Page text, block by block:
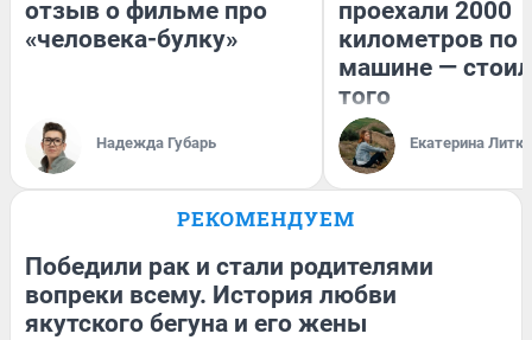
отзыв о фильме про
«человека-булку»
Надежда Губарь
проехали 2000
километров по
машине —
того
Екатерина
РЕКОМЕНДУЕМ
Победили рак и стали родителями
вопреки всему. История любви
якутского бегуна и его жены